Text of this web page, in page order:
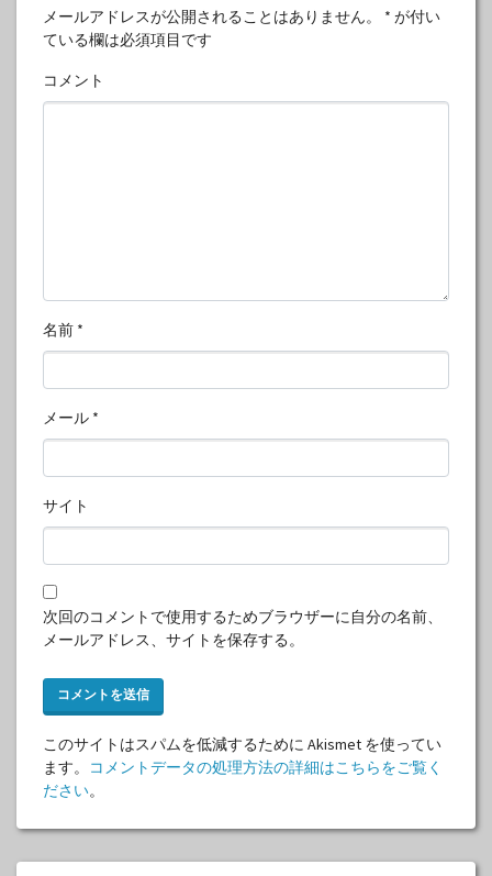
メールアドレスが公開されることはありません。 * が付い
ている欄は必須項目です
コメント
名前 *
メール *
サイト
次回のコメントで使用するためブラウザーに自分の名前、
メールアドレス、サイトを保存する。
このサイトはスパムを低減するために Akismet を使ってい
ます。
コメントデータの処理方法の詳細はこちらをご覧く
ださい。